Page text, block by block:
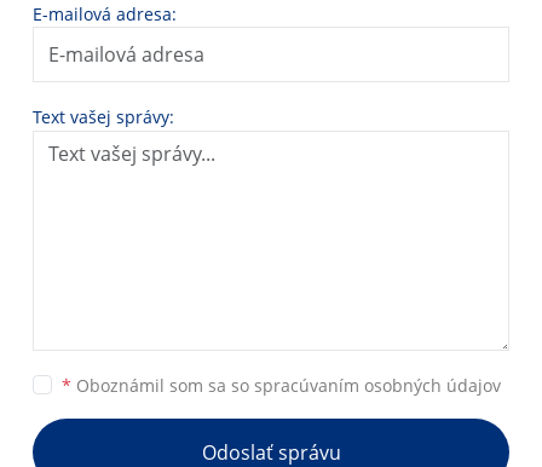
E-mailová adresa:
Text vašej správy:
* Oboznámil som sa so spracúvaním osobných údajov
Odoslať správu